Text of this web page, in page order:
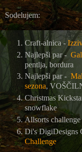
Sodelujem:
Craft-alnica -
Najlepši par -
pentlja, bordura
Najlepši par -
sezona,
Christmas
snowflake
Allsorts challenge
Di's DigiDesigns
Challenge